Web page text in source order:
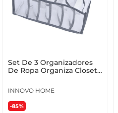
Set De 3 Organizadores
De Ropa Organiza Closet
INNOVO HOME
-85%